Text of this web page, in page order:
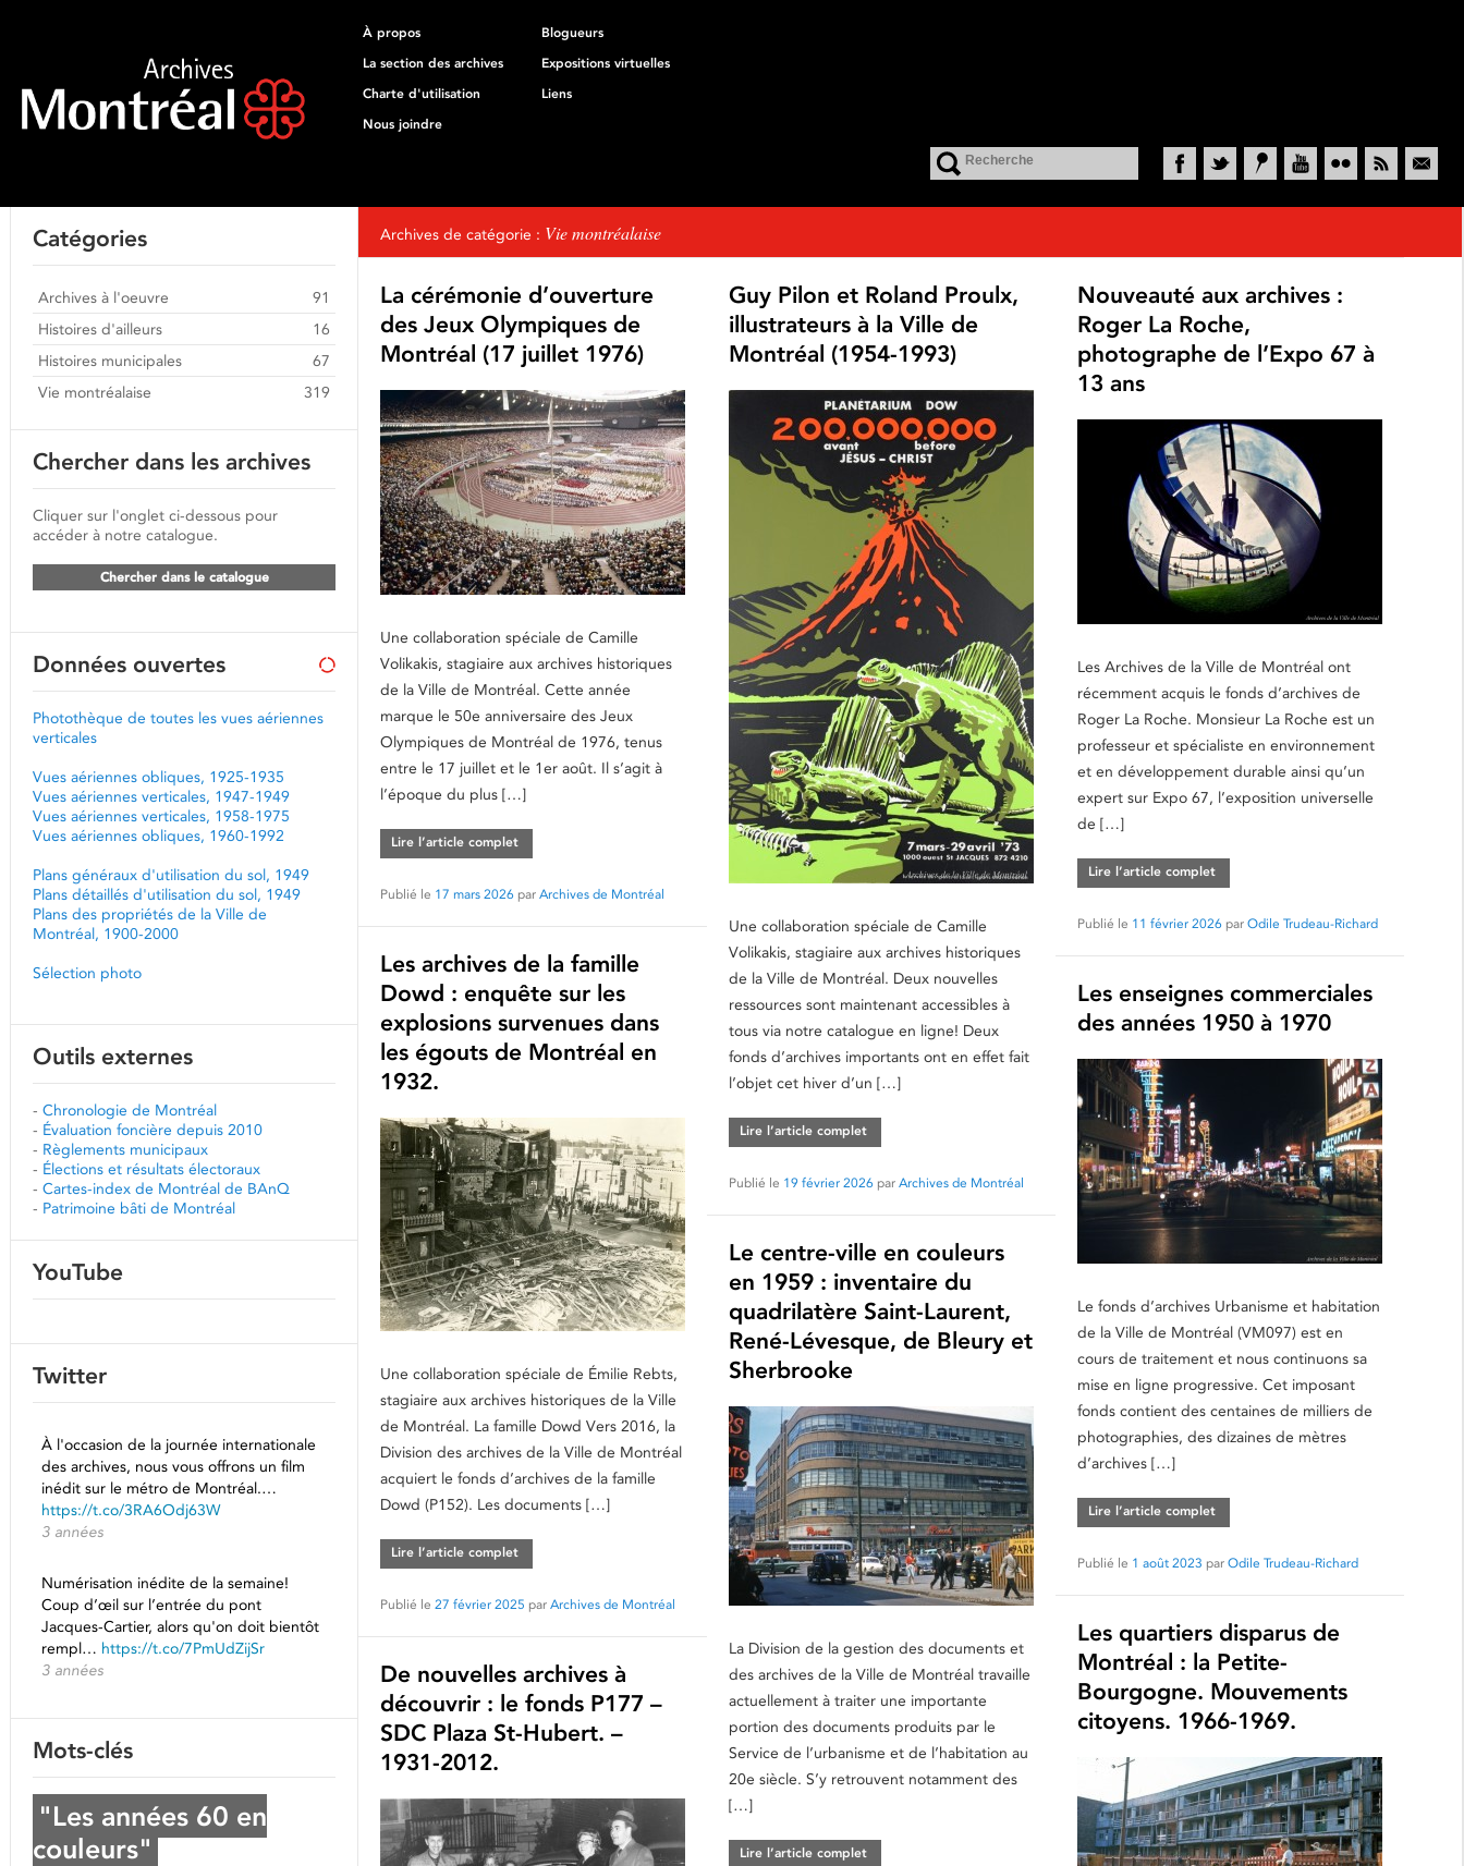
À propos
Blogueurs
La section des archives
Expositions virtuelles
Charte d'utilisation
Liens
Nous joindre
Archives de catégorie : Vie montréalaise
La cérémonie d’ouverture
des Jeux Olympiques de
Montréal (17 juillet 1976)
Une collaboration spéciale de Camille
Volikakis, stagiaire aux archives historiques
de la Ville de Montréal. Cette année
marque le 50e anniversaire des Jeux
Olympiques de Montréal de 1976, tenus
entre le 17 juillet et le 1er août. Il s’agit à
l’époque du plus […]
Lire l’article complet
Publié le 17 mars 2026 par Archives de Montréal
Guy Pilon et Roland Proulx,
illustrateurs à la Ville de
Montréal (1954-1993)
Une collaboration spéciale de Camille
Volikakis, stagiaire aux archives historiques
de la Ville de Montréal. Deux nouvelles
ressources sont maintenant accessibles à
tous via notre catalogue en ligne! Deux
fonds d’archives importants ont en effet fait
l’objet cet hiver d’un […]
Lire l’article complet
Publié le 19 février 2026 par Archives de Montréal
Nouveauté aux archives :
Roger La Roche,
photographe de l’Expo 67 à
13 ans
Les Archives de la Ville de Montréal ont
récemment acquis le fonds d’archives de
Roger La Roche. Monsieur La Roche est un
professeur et spécialiste en environnement
et en développement durable ainsi qu’un
expert sur Expo 67, l’exposition universelle
de […]
Lire l’article complet
Publié le 11 février 2026 par Odile Trudeau-Richard
Les archives de la famille
Dowd : enquête sur les
explosions survenues dans
les égouts de Montréal en
1932.
Une collaboration spéciale de Émilie Rebts,
stagiaire aux archives historiques de la Ville
de Montréal. La famille Dowd Vers 2016, la
Division des archives de la Ville de Montréal
acquiert le fonds d’archives de la famille
Dowd (P152). Les documents […]
Lire l’article complet
Publié le 27 février 2025 par Archives de Montréal
Les enseignes commerciales
des années 1950 à 1970
Le fonds d’archives Urbanisme et habitation
de la Ville de Montréal (VM097) est en
cours de traitement et nous continuons sa
mise en ligne progressive. Cet imposant
fonds contient des centaines de milliers de
photographies, des dizaines de mètres
d’archives […]
Lire l’article complet
Publié le 1 août 2023 par Odile Trudeau-Richard
Le centre-ville en couleurs
en 1959 : inventaire du
quadrilatère Saint-Laurent,
René-Lévesque, de Bleury et
Sherbrooke
La Division de la gestion des documents et
des archives de la Ville de Montréal travaille
actuellement à traiter une importante
portion des documents produits par le
Service de l’urbanisme et de l’habitation au
20e siècle. S’y retrouvent notamment des
[…]
Lire l’article complet
Les quartiers disparus de
Montréal : la Petite-
Bourgogne. Mouvements
citoyens. 1966-1969.
De nouvelles archives à
découvrir : le fonds P177 –
SDC Plaza St-Hubert. –
1931-2012.
Catégories
Archives à l'oeuvre
91
Histoires d'ailleurs
16
Histoires municipales
67
Vie montréalaise
319
Chercher dans les archives
Cliquer sur l'onglet ci-dessous pour
accéder à notre catalogue.
Chercher dans le catalogue
Données ouvertes
Photothèque de toutes les vues aériennes
verticales
Vues aériennes obliques, 1925-1935
Vues aériennes verticales, 1947-1949
Vues aériennes verticales, 1958-1975
Vues aériennes obliques, 1960-1992
Plans généraux d'utilisation du sol, 1949
Plans détaillés d'utilisation du sol, 1949
Plans des propriétés de la Ville de
Montréal, 1900-2000
Sélection photo
Outils externes
- Chronologie de Montréal
- Évaluation foncière depuis 2010
- Règlements municipaux
- Élections et résultats électoraux
- Cartes-index de Montréal de BAnQ
- Patrimoine bâti de Montréal
YouTube
Twitter
À l'occasion de la journée internationale
des archives, nous vous offrons un film
inédit sur le métro de Montréal.…
https://t.co/3RA6Odj63W
3 années
Numérisation inédite de la semaine!
Coup d’œil sur l’entrée du pont
Jacques-Cartier, alors qu'on doit bientôt
rempl… https://t.co/7PmUdZijSr
3 années
Mots-clés
"Les années 60 en
couleurs"